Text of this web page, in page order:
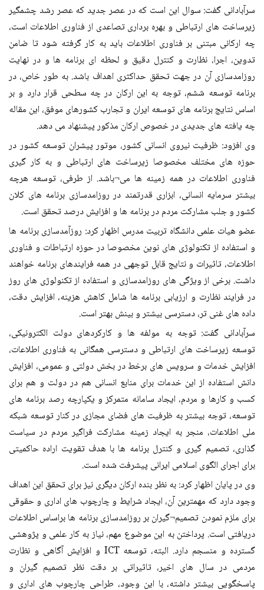
سرآبادانی گفت: سوال این است که در عصر جدید که عصر رشد چشمگیر
زیرساخت های ارتباطی و بهره برداری تصاعدی از فناوری اطلاعات است،
چه ارکانی مبتنی بر فناوری اطلاعات باید به کار گرفته شود تا ضامن
تدوین، اجرا، نظارت و کنترل دقیق و لحظه ای برنامه ها و در نهایت
روزامدسازی آن در جهت تحقق حداکثری اهداف باشد. به طور خاص، در
برنامه توسعه ششم، توجه به این ارکان در چه سطحی قرار دارد و بر
اساس نتایج برنامه های توسعه ایران و تجارب کشورهای موفق، این مقاله
چه یافته های جدیدی در خصوص ارکان مذکور پیشنهاد می دهد.
وی افزود: ظرفیت نیروی انسانی کشور، موتور پیشران توسعه کشور در
حوزه های مختلف مخصوصا زیرساخت های ارتباطی و به کار گیری
فناوری اطلاعات در همه زمینه ها می¬باشد. از طرفی، توسعه هرچه
بیشتر سرمایه انسانی، ابزاری قدرتمند در روزامدسازی برنامه های کلان
کشور و جلب مشارکت مردم در برنامه ها و افزایش درصد تحقق است.
عضو هیات علمی دانشگاه تربیت مدرس اظهار کرد: روزآمدسازی برنامه ها
و استفاده از تکنولوژی های نوین مخصوصا در حوزه ارتباطات و فناوری
اطلاعات، تاثیرات و نتایج قابل توجهی در همه فرایندهای برنامه خواهند
داشت. برخی از ویژگی های روزامدسازی و استفاده از تکنولوژی های روز
در فرایند نظارت و ارزیابی برنامه ها شامل کاهش هزینه، افزایش دقت،
داده های غنی تر، دسترسی بیشتر و بینش بهتر است.
سرآبادانی گفت: توجه به مولفه ها و کارکردهای دولت الکترونیکی،
توسعه زیرساخت های ارتباطی و دسترسی همگانی به فناوری اطلاعات،
افزایش خدمات و سرویس های برخط در بخش دولتی و عمومی، افزایش
دانش استفاده از این خدمات برای منابع انسانی هم در دولت و هم برای
کسب و کارها و مردم، ایجاد سامانه متمرکز و یکپارچه رصد برنامه های
توسعه، توجه بیشتر به ظرفیت های فضای مجازی در کنار توسعه شبکه
ملی اطلاعات، منجر به ایجاد زمینه مشارکت فراگیر مردم در سیاست
گذاری، تصمیم گیری و کنترل برنامه ها با هدف تقویت اراده حاکمیتی
برای اجرای الگوی اسلامی ایرانی پیشرفت شده است.
وی در پایان اظهار کرد: به نظر بنده ارکان دیگری نیز برای تحقق این اهداف
وجود دارد که مهمترین آن، ایجاد شرایط و چارچوب های اداری و حقوقی
برای ملزم نمودن تصمیم¬گیران بر روزامدسازی برنامه ها براساس اطلاعات
دریافتی است. پرداختن به این موضوع مهم، نیاز به کار علمی و پژوهشی
گسترده و منسجم دارد. البته، توسعه ICT و افزایش آگاهی و نظارت
مردمی در سال های اخیر، تاثیراتی بر دقت نظر تصمیم گیران و
پاسخگویی بیشتر داشته، با این وجود، طراحی چارچوب های اداری و